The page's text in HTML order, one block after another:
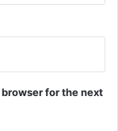
for the next